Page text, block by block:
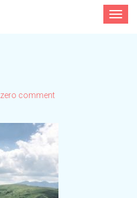
Toggle
zero comment